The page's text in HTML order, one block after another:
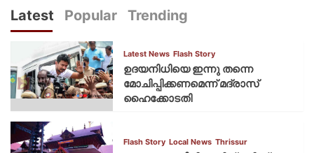
Latest Popular Trending
Latest News Flash Story
ഉദയനിധിയെ ഇന്നു തന്നെ
മോചിപ്പിക്കണമെന്ന് മദ്രാസ്
ഹൈക്കോടതി
Flash Story Local News Thrissur